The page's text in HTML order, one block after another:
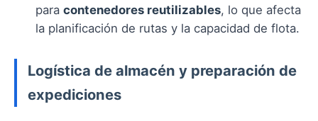
para contenedores reutilizables, lo que afecta
la planificación de rutas y la capacidad de flota.
Logística de almacén y preparación de
expediciones